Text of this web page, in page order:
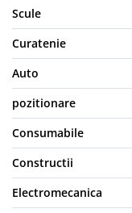
Scule
Curatenie
Auto
pozitionare
Consumabile
Constructii
Electromecanica